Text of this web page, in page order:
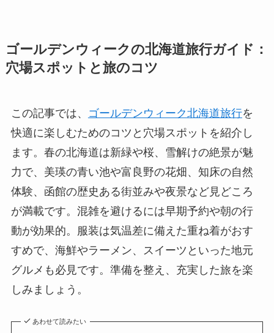
ゴールデンウィークの北海道旅行ガイド：
穴場スポットと旅のコツ
この記事では、 ゴールデンウィーク北海道旅行を
快適に楽しむためのコツと穴場スポットを紹介し
ます。春の北海道は新緑や桜、雪解けの絶景が魅
力で、美瑛の青い池や富良野の花畑、知床の自然
体験、函館の歴史ある街並みや夜景など見どころ
が満載です。混雑を避けるには早期予約や朝の行
動が効果的。服装は気温差に備えた重ね着がおす
すめで、海鮮やラーメン、スイーツといった地元
グルメも必見です。準備を整え、充実した旅を楽
しみましょう。
あわせて読みたい